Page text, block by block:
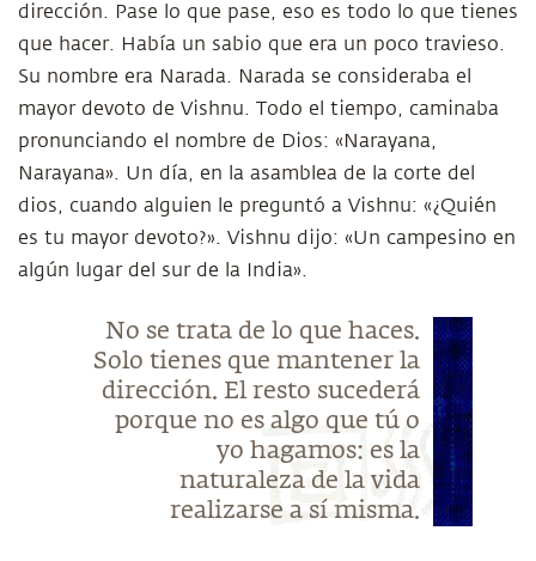
dirección. Pase lo que pase, eso es todo lo que tienes
que hacer. Había un sabio que era un poco travieso.
Su nombre era Narada. Narada se consideraba el
mayor devoto de Vishnu. Todo el tiempo, caminaba
pronunciando el nombre de Dios: «Narayana,
Narayana». Un día, en la asamblea de la corte del
dios, cuando alguien le preguntó a Vishnu: «¿Quién
es tu mayor devoto?». Vishnu dijo: «Un campesino en
algún lugar del sur de la India».
No se trata de lo que haces.
Solo tienes que mantener la
dirección. El resto sucederá
porque no es algo que tú o
yo hagamos: es la
naturaleza de la vida
realizarse a sí misma.